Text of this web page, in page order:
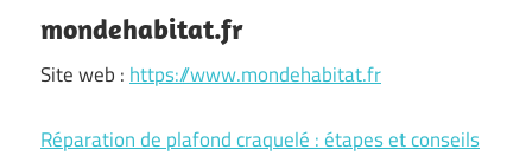
mondehabitat.fr
Site web : https://www.mondehabitat.fr
Réparation de plafond craquelé : étapes et conseils